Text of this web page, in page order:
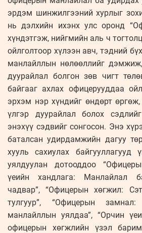
эрдэм шинжилгээний хурлыг
нь дэлхийн ихэнх улс оронд
хүндэтгэж, нийгмийн аль ч
ойлголтоор хүлээн авч, тэдний
манлайллын нөлөөллийг
дуурайлал болгон зөв чигт
байгааг ахлах офицерууддаа
эрхэм нэр хүндийг өндөрт
үлгэр дуурайлал болох
энэхүү сэдвийг сонгосон. Энэ
баталсан удирдамжийн дагуу
хууль сахиулах байгууллагууд
уялдуулан дотооддоо
үеийн хандлага: Манлайлал
чадвар”, “Офицерын хөгжил:
тулгуур”, “Офицерын
манлайллын уялдаа”, “Орчин
офицерын хөгжлийн үзэл